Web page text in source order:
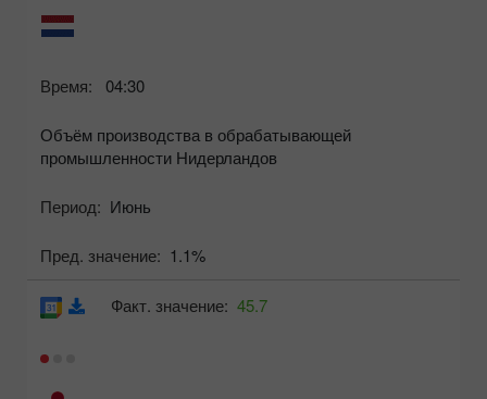
Время: 04:30
Объём производства в обрабатывающей
промышленности Нидерландов
Период: Июнь
Пред. значение: 1.1%
Факт. значение: 45.7